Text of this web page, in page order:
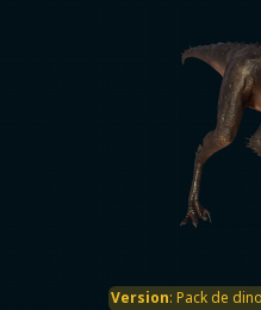
Version: Pack de